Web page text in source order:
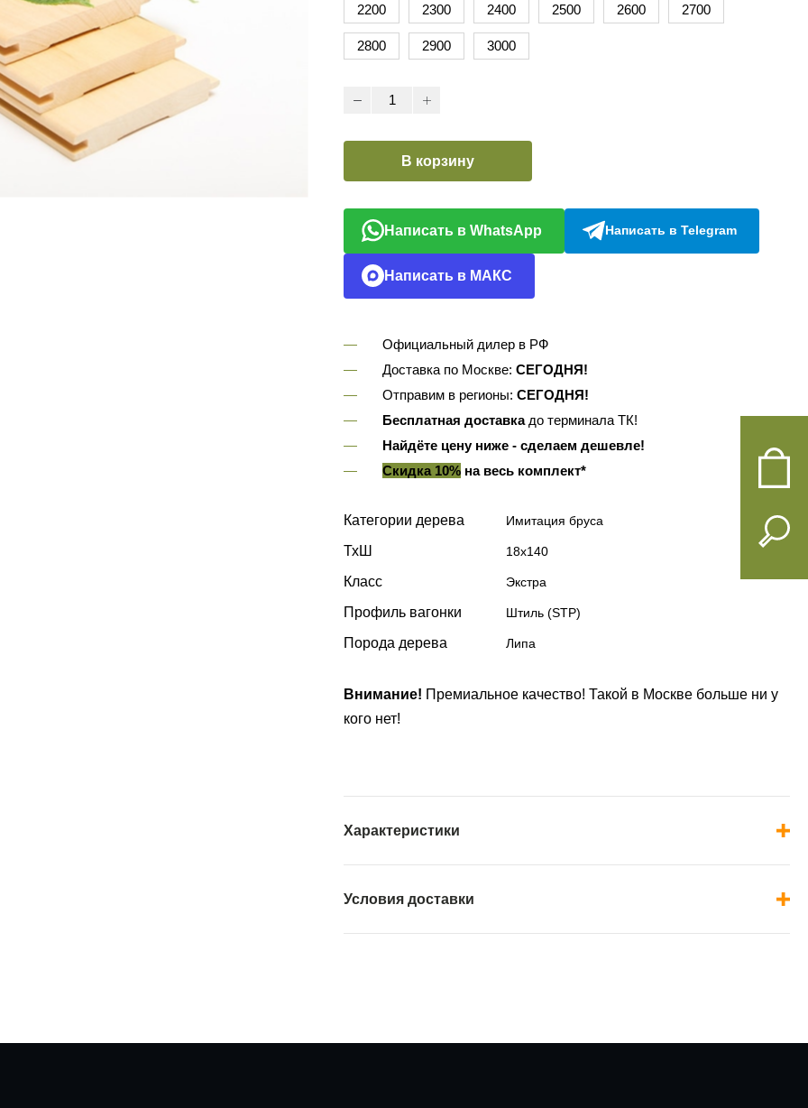
2200 2300 2400 2500 2600 2700
2800 2900 3000
В корзину
Написать в WhatsApp Написать в Telegram
Написать в МАКС
Официальный дилер в РФ
Доставка по Москве: СЕГОДНЯ!
Отправим в регионы: СЕГОДНЯ!
Бесплатная доставкадо терминала ТК!
Найдёте цену ниже - сделаем дешевле!
Скидка 10%на весь комплект*
Категории дерева Имитация бруса
ТхШ 18х140
Класс Экстра
Профиль вагонки Штиль (STP)
Порода дерева Липа
Внимание! Премиальное качество! Такой в Москве больше ни у
кого нет!
Характеристики
Условия доставки